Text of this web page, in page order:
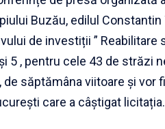
Buzău, edilul
de investiții ”
5 , pentru cele 43 de străzi
săptămâna viitoare și vor
care a câștigat licitația.